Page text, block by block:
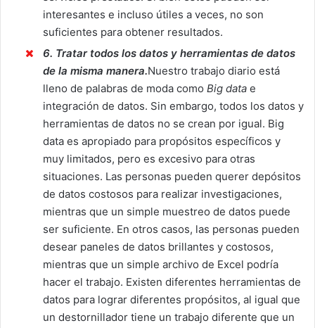
interesantes e incluso útiles a veces, no son
suficientes para obtener resultados.
6. Tratar todos los datos y herramientas de datos
de la misma manera.Nuestro trabajo diario está
lleno de palabras de moda como Big data e
integración de datos. Sin embargo, todos los datos y
herramientas de datos no se crean por igual. Big
data es apropiado para propósitos específicos y
muy limitados, pero es excesivo para otras
situaciones. Las personas pueden querer depósitos
de datos costosos para realizar investigaciones,
mientras que un simple muestreo de datos puede
ser suficiente. En otros casos, las personas pueden
desear paneles de datos brillantes y costosos,
mientras que un simple archivo de Excel podría
hacer el trabajo. Existen diferentes herramientas de
datos para lograr diferentes propósitos, al igual que
un destornillador tiene un trabajo diferente que un